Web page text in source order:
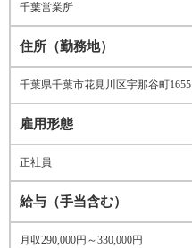
千葉営業所
住所（勤務地）
千葉県千葉市花見川区宇那谷町1655
雇用形態
正社員
給与（手当含む）
月収290,000円～330,000円